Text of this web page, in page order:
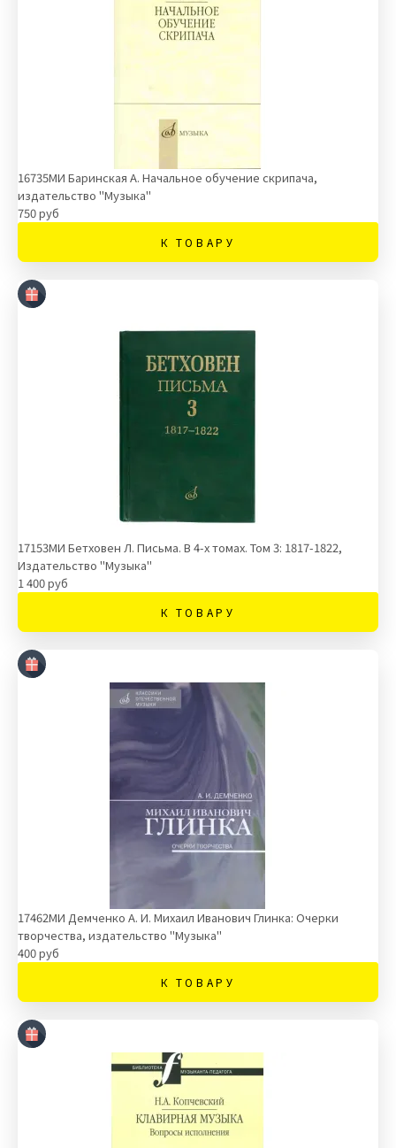
16735МИ Баринская А. Начальное обучение скрипача,
издательство "Музыка"
750 руб
К ТОВАРУ
17153МИ Бетховен Л. Письма. В 4-х томах. Том 3: 1817-1822,
Издательство "Музыка"
1 400 руб
К ТОВАРУ
17462МИ Демченко А. И. Михаил Иванович Глинка: Очерки
творчества, издательство "Музыка"
400 руб
К ТОВАРУ